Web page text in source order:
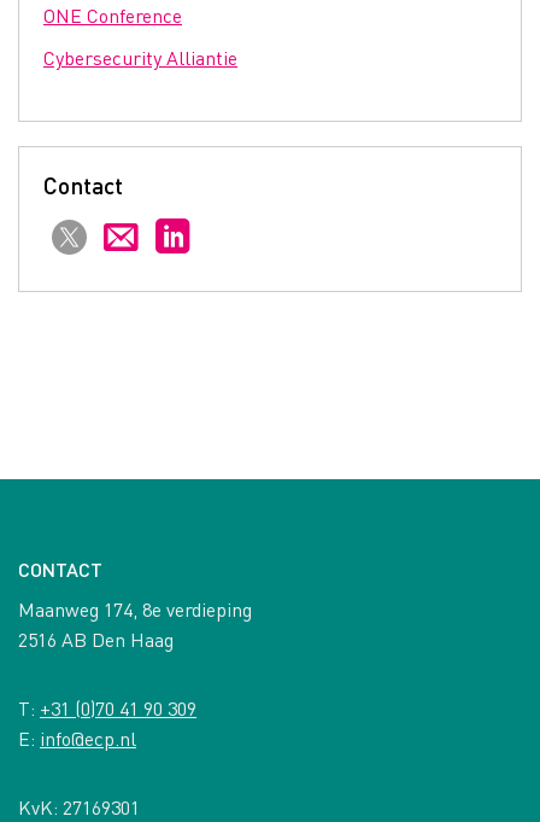
ONE Conference
Cybersecurity Alliantie
Contact
CONTACT
Maanweg 174, 8e verdieping
2516 AB Den Haag
T: +31 (0)70 41 90 309
E: info@ecp.nl
KvK: 27169301